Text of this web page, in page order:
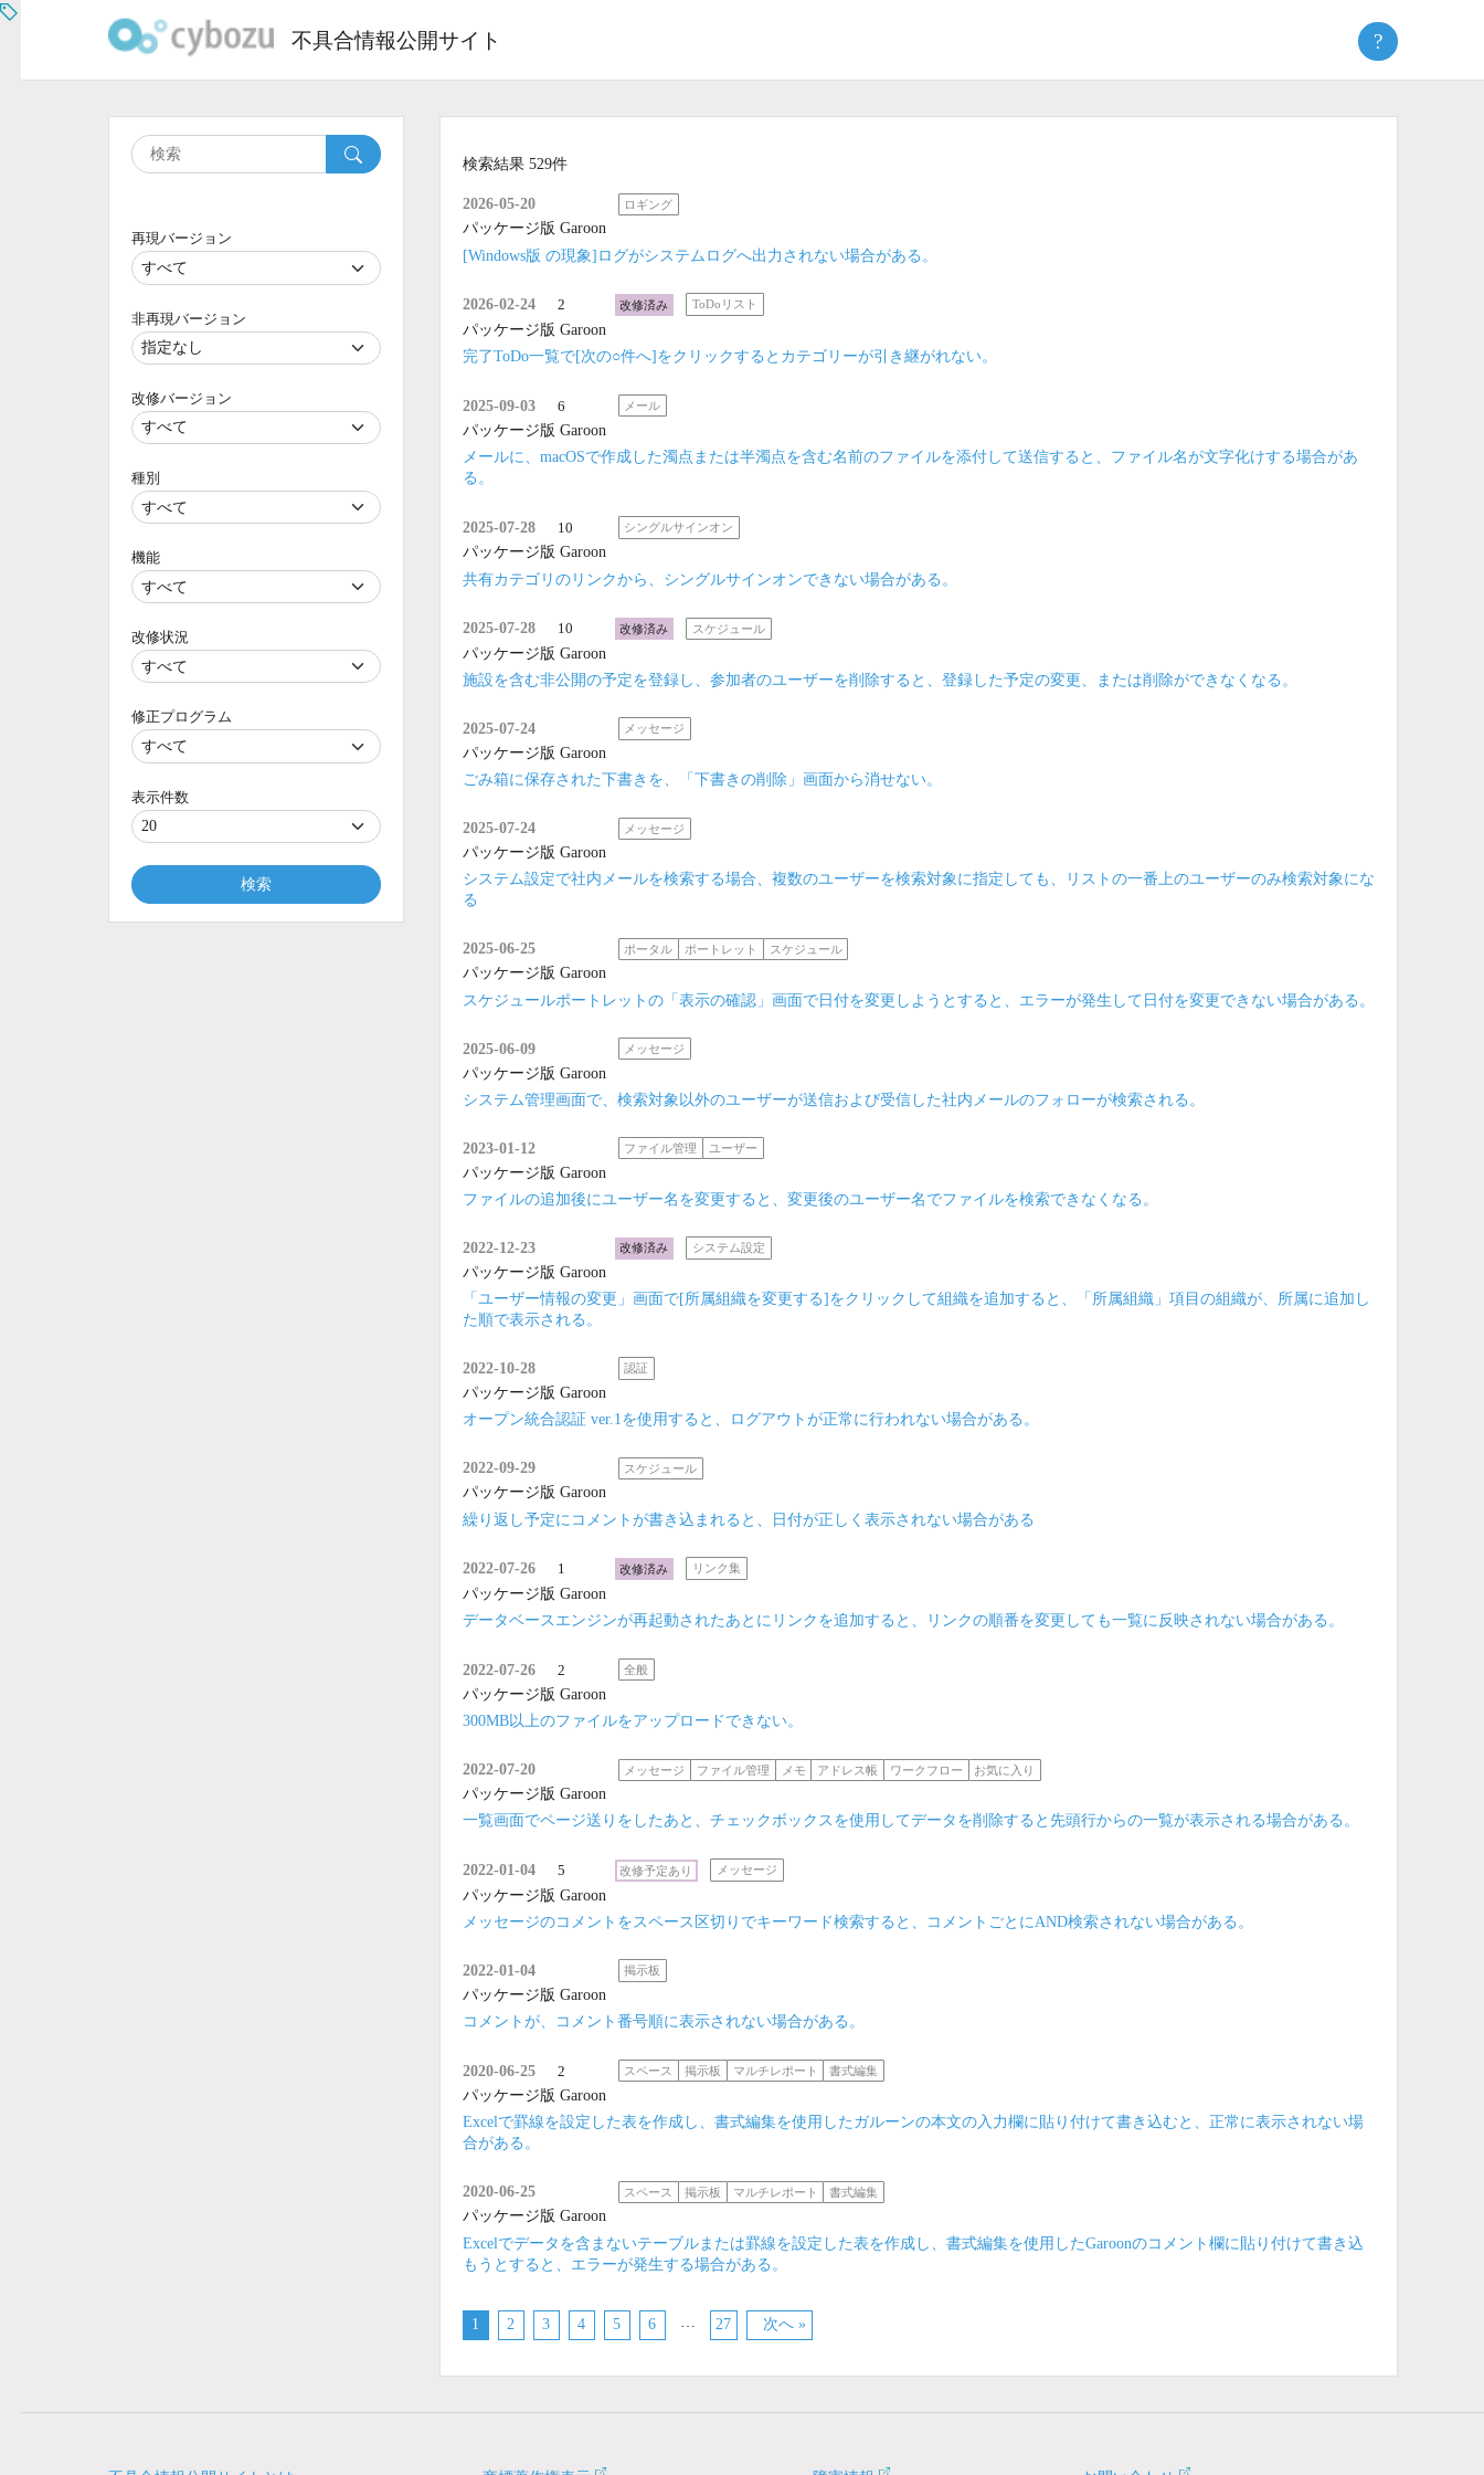
不具合情報公開サイト ?
検索結果 529件
2026-05-20 ロギング
パッケージ版 Garoon
[Windows版 の現象]ログがシステムログへ出力されない場合がある。
2026-02-24 2 改修済み ToDoリスト
パッケージ版 Garoon
完了ToDo一覧で[次の○件へ]をクリックするとカテゴリーが引き継がれない。
2025-09-03 6 メール
パッケージ版 Garoon
メールに、macOSで作成した濁点または半濁点を含む名前のファイルを添付して送信すると、ファイル名が文字化けする場合があ
る。
2025-07-28 10 シングルサインオン
パッケージ版 Garoon
共有カテゴリのリンクから、シングルサインオンできない場合がある。
2025-07-28 10 改修済み スケジュール
パッケージ版 Garoon
施設を含む非公開の予定を登録し、参加者のユーザーを削除すると、登録した予定の変更、または削除ができなくなる。
2025-07-24 メッセージ
パッケージ版 Garoon
ごみ箱に保存された下書きを、「下書きの削除」画面から消せない。
2025-07-24 メッセージ
パッケージ版 Garoon
システム設定で社内メールを検索する場合、複数のユーザーを検索対象に指定しても、リストの一番上のユーザーのみ検索対象にな
る
2025-06-25 ポータル ポートレット スケジュール
パッケージ版 Garoon
スケジュールポートレットの「表示の確認」画面で日付を変更しようとすると、エラーが発生して日付を変更できない場合がある。
2025-06-09 メッセージ
パッケージ版 Garoon
システム管理画面で、検索対象以外のユーザーが送信および受信した社内メールのフォローが検索される。
2023-01-12 ファイル管理 ユーザー
パッケージ版 Garoon
ファイルの追加後にユーザー名を変更すると、変更後のユーザー名でファイルを検索できなくなる。
2022-12-23 改修済み システム設定
パッケージ版 Garoon
「ユーザー情報の変更」画面で[所属組織を変更する]をクリックして組織を追加すると、「所属組織」項目の組織が、所属に追加し
た順で表示される。
2022-10-28 認証
パッケージ版 Garoon
オープン統合認証 ver.1を使用すると、ログアウトが正常に行われない場合がある。
2022-09-29 スケジュール
パッケージ版 Garoon
繰り返し予定にコメントが書き込まれると、日付が正しく表示されない場合がある
2022-07-26 1 改修済み リンク集
パッケージ版 Garoon
データベースエンジンが再起動されたあとにリンクを追加すると、リンクの順番を変更しても一覧に反映されない場合がある。
2022-07-26 2 全般
パッケージ版 Garoon
300MB以上のファイルをアップロードできない。
2022-07-20 メッセージ ファイル管理 メモ アドレス帳 ワークフロー お気に入り
パッケージ版 Garoon
一覧画面でページ送りをしたあと、チェックボックスを使用してデータを削除すると先頭行からの一覧が表示される場合がある。
2022-01-04 5 改修予定あり メッセージ
パッケージ版 Garoon
メッセージのコメントをスペース区切りでキーワード検索すると、コメントごとにAND検索されない場合がある。
2022-01-04 掲示板
パッケージ版 Garoon
コメントが、コメント番号順に表示されない場合がある。
2020-06-25 2 スペース 掲示板 マルチレポート 書式編集
パッケージ版 Garoon
Excelで罫線を設定した表を作成し、書式編集を使用したガルーンの本文の入力欄に貼り付けて書き込むと、正常に表示されない場
合がある。
2020-06-25 スペース 掲示板 マルチレポート 書式編集
パッケージ版 Garoon
Excelでデータを含まないテーブルまたは罫線を設定した表を作成し、書式編集を使用したGaroonのコメント欄に貼り付けて書き込
もうとすると、エラーが発生する場合がある。
1 2 3 4 5 6 27 次へ »
再現バージョン
非再現バージョン
改修バージョン
種別
機能
改修状況
修正プログラム
表示件数
検索